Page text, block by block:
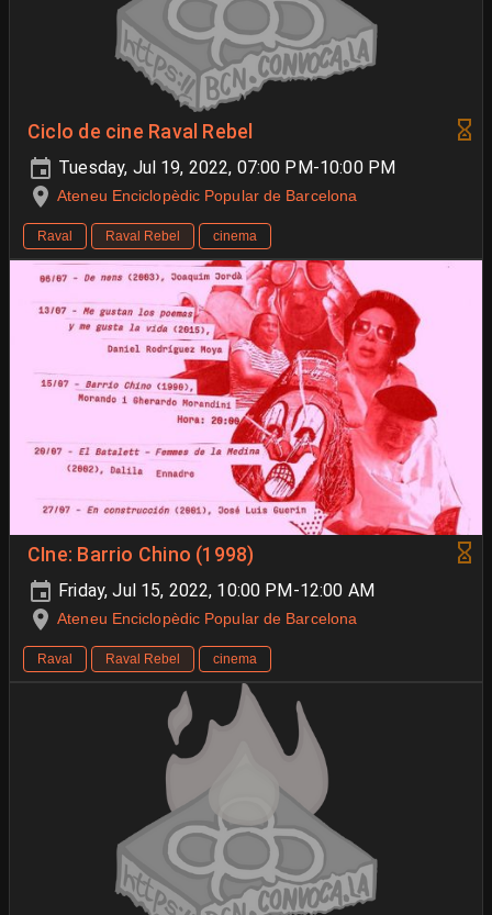
Ciclo de cine Raval Rebel
Tuesday, Jul 19, 2022, 07:00 PM-10:00 PM
Ateneu Enciclopèdic Popular de Barcelona
Raval Raval Rebel cinema
CIne: Barrio Chino (1998)
Friday, Jul 15, 2022, 10:00 PM-12:00 AM
Ateneu Enciclopèdic Popular de Barcelona
Raval Raval Rebel cinema